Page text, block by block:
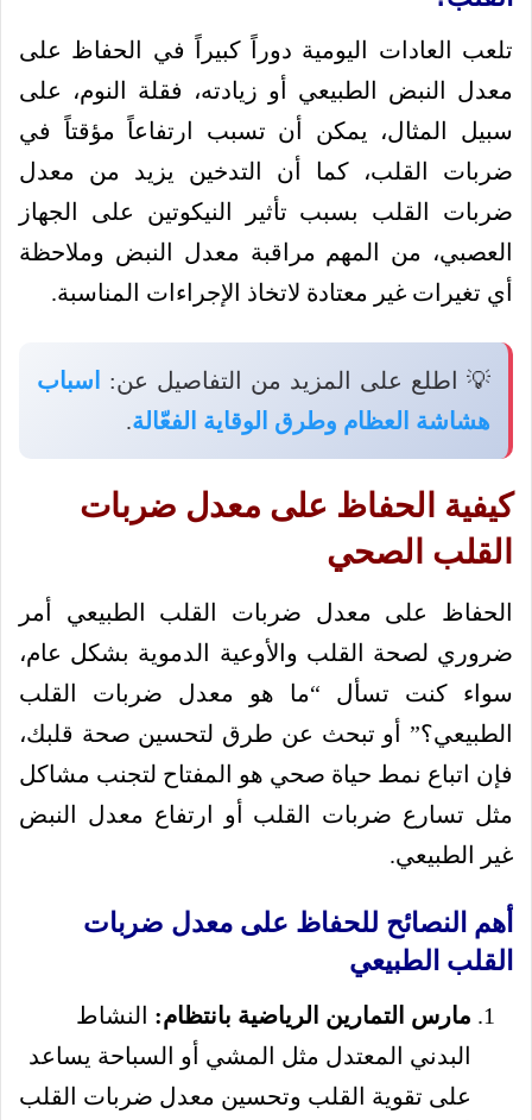
تلعب العادات اليومية دوراً كبيراً في الحفاظ على
معدل النبض الطبيعي أو زيادته، فقلة النوم، على
سبيل المثال، يمكن أن تسبب ارتفاعاً مؤقتاً في
ضربات القلب، كما أن التدخين يزيد من معدل
ضربات القلب بسبب تأثير النيكوتين على الجهاز
العصبي، من المهم مراقبة معدل النبض وملاحظة
أي تغيرات غير معتادة لاتخاذ الإجراءات المناسبة.
💡 اطلع على المزيد من التفاصيل عن:
اسباب
هشاشة العظام وطرق الوقاية الفعّالة.
كيفية الحفاظ على معدل ضربات
القلب الصحي
الحفاظ على معدل ضربات القلب الطبيعي أمر
ضروري لصحة القلب والأوعية الدموية بشكل عام،
سواء كنت تسأل “ما هو معدل ضربات القلب
الطبيعي؟” أو تبحث عن طرق لتحسين صحة قلبك،
فإن اتباع نمط حياة صحي هو المفتاح لتجنب مشاكل
مثل تسارع ضربات القلب أو ارتفاع معدل النبض
غير الطبيعي.
أهم النصائح للحفاظ على معدل ضربات
القلب الطبيعي
مارس التمارين الرياضية بانتظام: النشاط
البدني المعتدل مثل المشي أو السباحة يساعد
على تقوية القلب وتحسين معدل ضربات القلب